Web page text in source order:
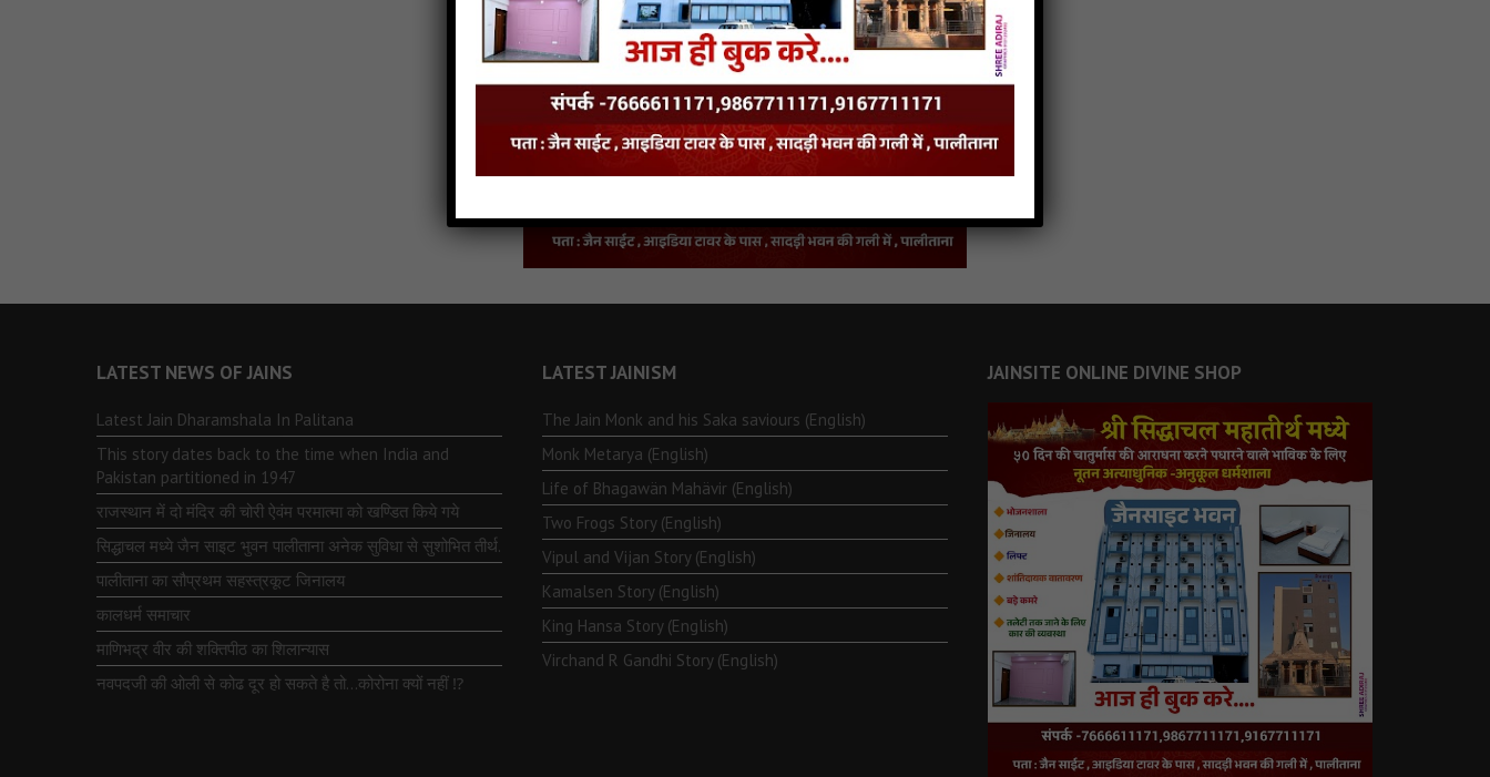
LATEST NEWS OF JAINS
Latest Jain Dharamshala In Palitana
This story dates back to the time when India and
Pakistan partitioned in 1947
राजस्थान में दो मंदिर की चोरी ऐवंम परमात्मा को खण्डित किये गये
सिद्धाचल मध्ये जैन साइट भुवन पालीताना अनेक सुविधा से सुशोभित तीर्थ.
पालीताना का सौप्रथम सहस्त्रकूट जिनालय
कालधर्म समाचार
माणिभद्र वीर की शक्तिपीठ का शिलान्यास
नवपदजी की ओली से कोढ दूर हो सकते है तो…कोरोना क्यों नहीं ⁉️
LATEST JAINISM
The Jain Monk and his Saka saviours (English)
Monk Metarya (English)
Life of Bhagawän Mahävir (English)
Two Frogs Story (English)
Vipul and Vijan Story (English)
Kamalsen Story (English)
King Hansa Story (English)
Virchand R Gandhi Story (English)
JAINSITE ONLINE DIVINE SHOP